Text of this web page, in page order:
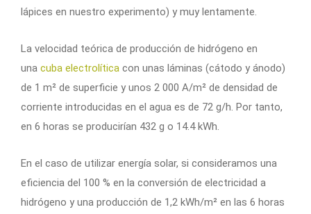
lápices en nuestro experimento) y muy lentamente.
La velocidad teórica de producción de hidrógeno en
una cuba electrolítica con unas láminas (cátodo y ánodo)
de 1 m² de superficie y unos 2 000 A/m² de densidad de
corriente introducidas en el agua es de 72 g/h. Por tanto,
en 6 horas se producirían 432 g o 14.4 kWh.
En el caso de utilizar energía solar, si consideramos una
eficiencia del 100 % en la conversión de electricidad a
hidrógeno y una producción de 1,2 kWh/m² en las 6 horas